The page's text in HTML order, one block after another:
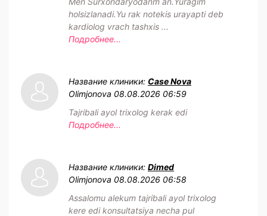
holsizlanadi.Yu rak notekis urayapti deb
kardiolog vrach tashxis ...
Подробнее...
Название клиники: Case Nova
Olimjonova 08.08.2026 06:59
Tajribali ayol trixolog kerak edi
Подробнее...
Название клиники: Dimed
Olimjonova 08.08.2026 06:58
Assalomu alekum tajribali ayol trixolog
kere edi konsultatsiya necha pul